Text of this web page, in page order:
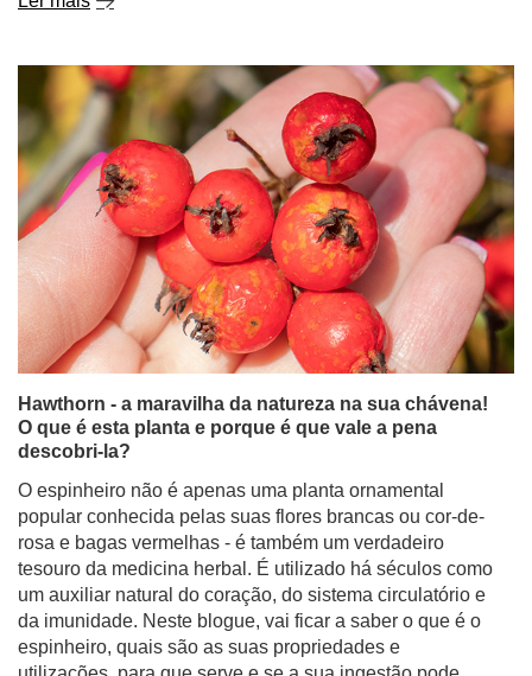
Hawthorn - a maravilha da natureza na sua chávena!
O que é esta planta e porque é que vale a pena
descobri-la?
O espinheiro não é apenas uma planta ornamental
popular conhecida pelas suas flores brancas ou cor-de-
rosa e bagas vermelhas - é também um verdadeiro
tesouro da medicina herbal. É utilizado há séculos como
um auxiliar natural do coração, do sistema circulatório e
da imunidade. Neste blogue, vai ficar a saber o que é o
espinheiro, quais são as suas propriedades e
utilizações, para que serve e se a sua ingestão pode
provocar efeitos secundários. Descubra os segredos
desta planta enraizada na lenda e na tradição popular, e
veja as misturas únicas de erva-mate e guayusa com
espinheiro disponíveis na nossa loja!